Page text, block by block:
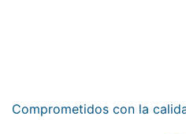
Comprometidos con la